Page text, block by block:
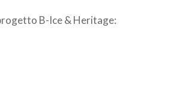
B-Ice & Heritage: